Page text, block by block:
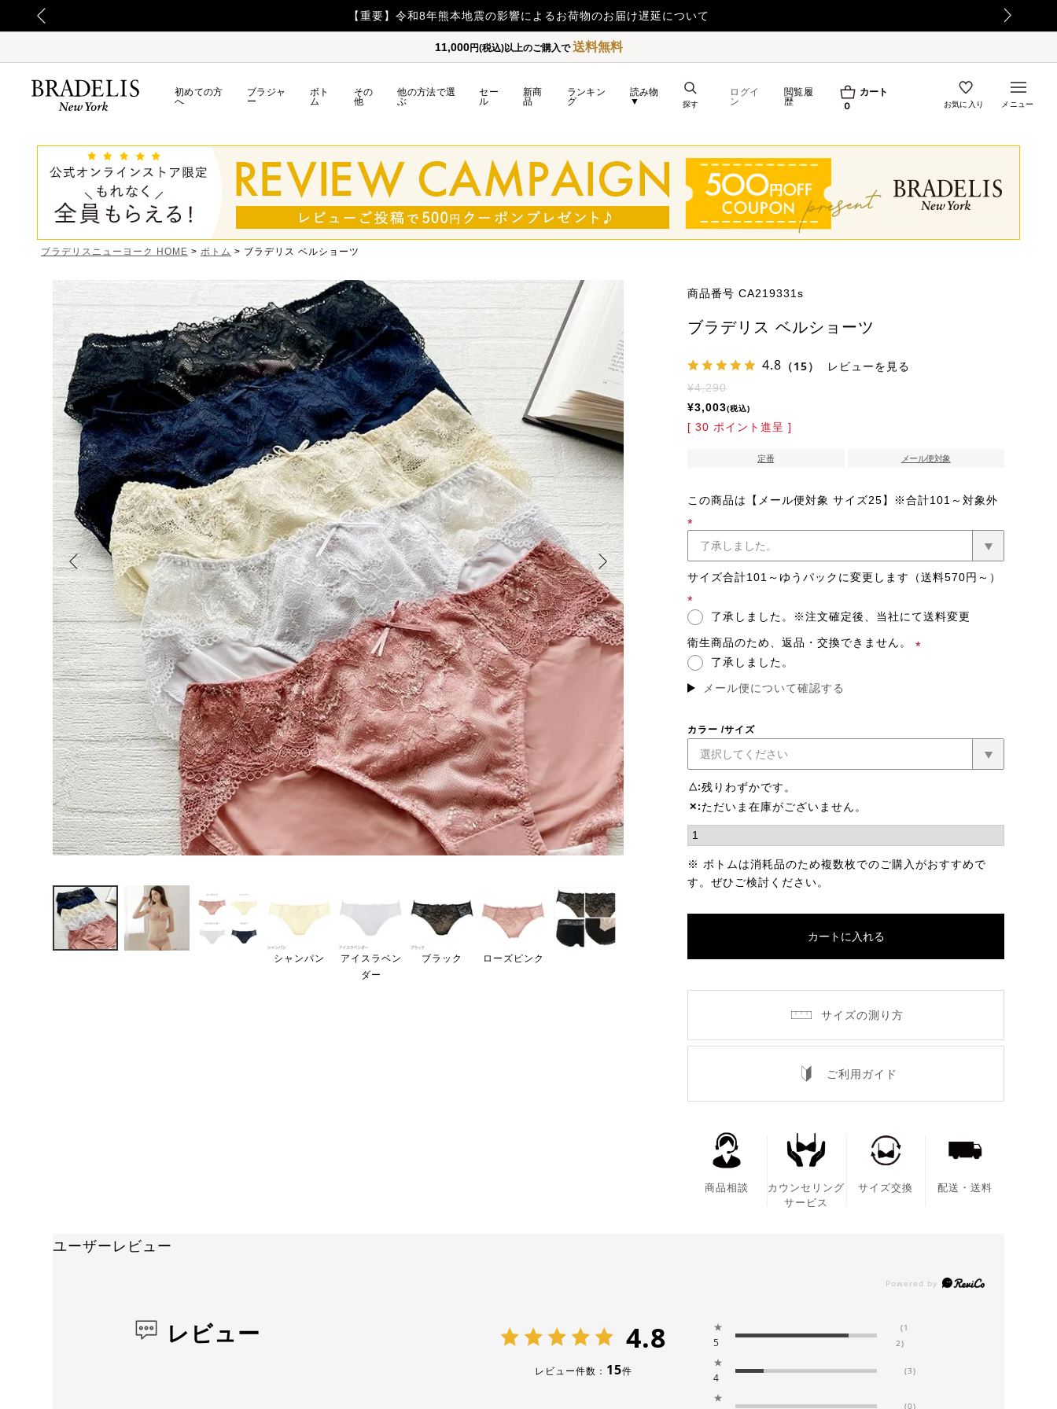
【重要】令和8年熊本地震の影響によるお荷物のお届け遅延について
11,000円(税込)以上のご購入で送料無料
初めての方
へ
ブラジャ
ー
ボト
ム
その
他
他の方法で選
ぶ
セー
ル
新商
品
ランキン
グ
読み物
▼
ログイ
ン
閲覧履
歴
カート
0
探す お気に入り メニュー
ブラデリスニューヨーク HOME ボトム ブラデリス ベルショーツ
シャンパン
アイスラベン
ダー
ブラック ローズピンク
商品番号 CA219331s
ブラデリス ベルショーツ
4.8 （15） レビューを見る
¥4,290
¥3,003 税込
[ 30 ポイント進呈 ]
定番 メール便対象
この商品は【メール便対象 サイズ25】※合計101～対象外
(必
須)
サイズ合計101～ゆうパックに変更します（送料570円～）
(必
須)
了承しました。※注文確定後、当社にて送料変更
衛生商品のため、返品・交換できません。
了承しました。
メール便について確認する
カラー サイズ
△ 残りわずかです。
✕ ただいま在庫がございません。
※ ボトムは消耗品のため複数枚でのご購入がおすすめで
す。ぜひご検討ください。
カートに入れる
サイズの測り方
ご利用ガイド
商品相談
カウンセリング
サービス
サイズ交換 配送・送料
ユーザーレビュー
レビュー 4.8
レビュー件数： 15件
★
5
(1
2)
★
4
(3)
★
(0)